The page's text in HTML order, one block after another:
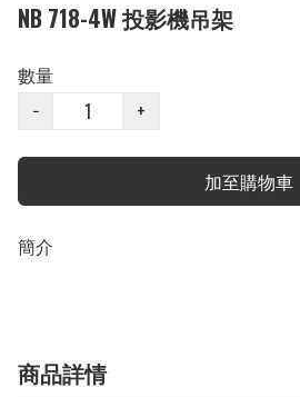
NB 718-4W 投影機吊架
數量
−
+
加至購物車
簡介
商品詳情